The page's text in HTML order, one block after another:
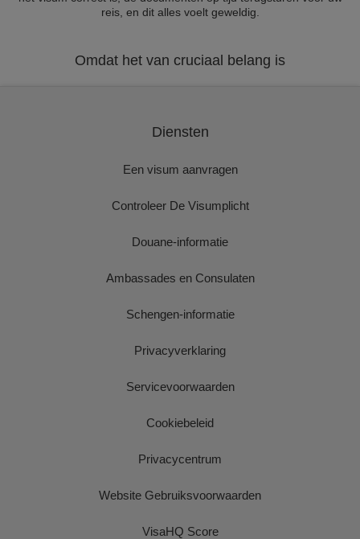
reis, en dit alles voelt geweldig.
Omdat het van cruciaal belang is
Diensten
Een visum aanvragen
Controleer De Visumplicht
Douane-informatie
Ambassades en Consulaten
Schengen-informatie
Privacyverklaring
Servicevoorwaarden
Cookiebeleid
Privacycentrum
Website Gebruiksvoorwaarden
VisaHQ Score